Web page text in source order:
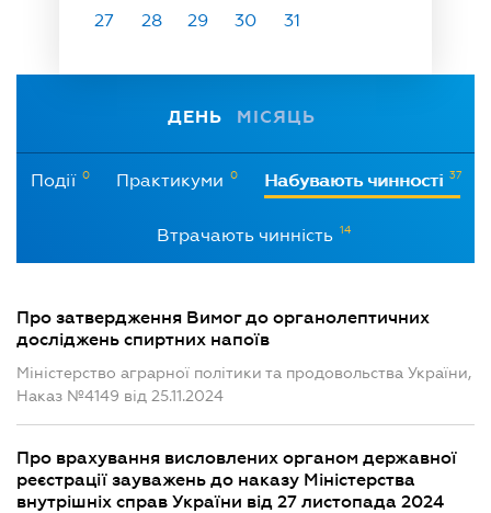
27
28 29 30 31
ДЕНЬ МІСЯЦЬ
Події 0 Практикуми 0 Набувають чинності 37
Втрачають чинність 14
Про затвердження Вимог до органолептичних
досліджень спиртних напоїв
Міністерство аграрної політики та продовольства України,
Наказ №4149 від 25.11.2024
Про врахування висловлених органом державної
реєстрації зауважень до наказу Міністерства
внутрішніх справ України від 27 листопада 2024